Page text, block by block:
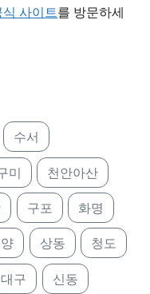
사이트를 방문하세
수서
미 천안아산
구포 화명
상동 청도
대구 신동